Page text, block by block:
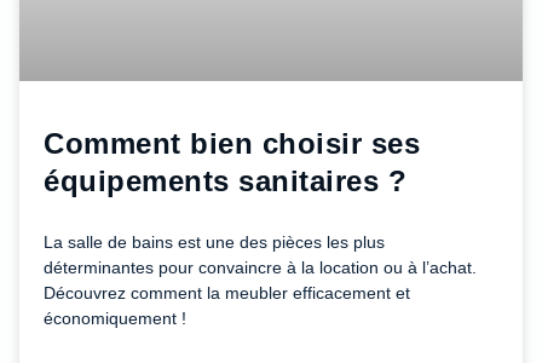
Comment bien choisir ses
équipements sanitaires ?
La salle de bains est une des pièces les plus
déterminantes pour convaincre à la location ou à l’achat.
Découvrez comment la meubler efficacement et
économiquement !